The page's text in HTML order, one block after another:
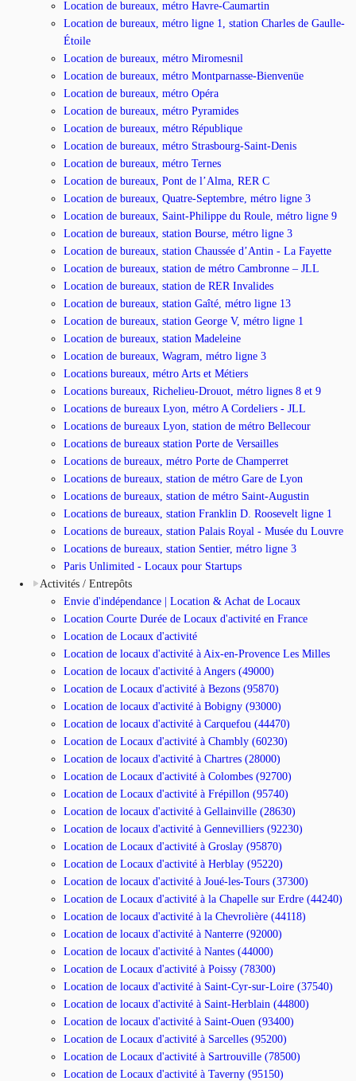
Location de bureaux, métro Havre-Caumartin
Location de bureaux, métro ligne 1, station Charles de Gaulle-
Étoile
Location de bureaux, métro Miromesnil
Location de bureaux, métro Montparnasse-Bienvenüe
Location de bureaux, métro Opéra
Location de bureaux, métro Pyramides
Location de bureaux, métro République
Location de bureaux, métro Strasbourg-Saint-Denis
Location de bureaux, métro Ternes
Location de bureaux, Pont de l’Alma, RER C
Location de bureaux, Quatre-Septembre, métro ligne 3
Location de bureaux, Saint-Philippe du Roule, métro ligne 9
Location de bureaux, station Bourse, métro ligne 3
Location de bureaux, station Chaussée d’Antin - La Fayette
Location de bureaux, station de métro Cambronne – JLL
Location de bureaux, station de RER Invalides
Location de bureaux, station Gaîté, métro ligne 13
Location de bureaux, station George V, métro ligne 1
Location de bureaux, station Madeleine
Location de bureaux, Wagram, métro ligne 3
Locations bureaux, métro Arts et Métiers
Locations bureaux, Richelieu-Drouot, métro lignes 8 et 9
Locations de bureaux Lyon, métro A Cordeliers - JLL
Locations de bureaux Lyon, station de métro Bellecour
Locations de bureaux station Porte de Versailles
Locations de bureaux, métro Porte de Champerret
Locations de bureaux, station de métro Gare de Lyon
Locations de bureaux, station de métro Saint-Augustin
Locations de bureaux, station Franklin D. Roosevelt ligne 1
Locations de bureaux, station Palais Royal - Musée du Louvre
Locations de bureaux, station Sentier, métro ligne 3
Paris Unlimited - Locaux pour Startups
Activités / Entrepôts
Envie d'indépendance | Location & Achat de Locaux
Location Courte Durée de Locaux d'activité en France
Location de Locaux d'activité
Location de locaux d'activité à Aix-en-Provence Les Milles
Location de locaux d'activité à Angers (49000)
Location de Locaux d'activité à Bezons (95870)
Location de locaux d'activité à Bobigny (93000)
Location de locaux d'activité à Carquefou (44470)
Location de Locaux d'activité à Chambly (60230)
Location de locaux d'activité à Chartres (28000)
Location de Locaux d'activité à Colombes (92700)
Location de Locaux d'activité à Frépillon (95740)
Location de locaux d'activité à Gellainville (28630)
Location de locaux d'activité à Gennevilliers (92230)
Location de Locaux d'activité à Groslay (95870)
Location de Locaux d'activité à Herblay (95220)
Location de locaux d'activité à Joué-les-Tours (37300)
Location de Locaux d'activité à la Chapelle sur Erdre (44240)
Location de locaux d'activité à la Chevrolière (44118)
Location de locaux d'activité à Nanterre (92000)
Location de locaux d'activité à Nantes (44000)
Location de Locaux d'activité à Poissy (78300)
Location de locaux d'activité à Saint-Cyr-sur-Loire (37540)
Location de locaux d'activité à Saint-Herblain (44800)
Location de locaux d'activité à Saint-Ouen (93400)
Location de Locaux d'activité à Sarcelles (95200)
Location de Locaux d'activité à Sartrouville (78500)
Location de Locaux d'activité à Taverny (95150)